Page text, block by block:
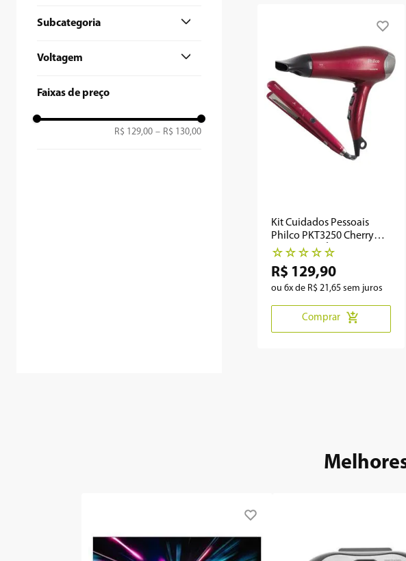
Subcategoria
Voltagem
Faixas de preço
R$ 129,00 – R$ 130,00
Kit Cuidados Pessoais
Philco PKT3250 Cherry
Tourmaline Íon - Outlet
☆ ☆ ☆ ☆ ☆
R$ 129,90
ou 6x de R$ 21 ,65 sem juros
Comprar